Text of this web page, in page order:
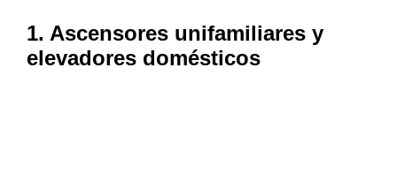
1. Ascensores unifamiliares y
elevadores domésticos